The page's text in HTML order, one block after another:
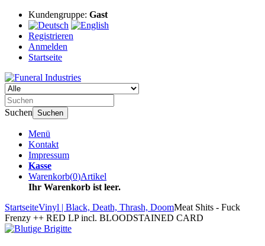
Kundengruppe: Gast
Registrieren
Anmelden
Startseite
Suchen Suchen
Menü
Kontakt
Impressum
Kasse
Warenkorb(0)Artikel
Ihr Warenkorb ist leer.
StartseiteVinyl | Black, Death, Thrash, DoomMeat Shits - Fuck
Frenzy ++ RED LP incl. BLOODSTAINED CARD